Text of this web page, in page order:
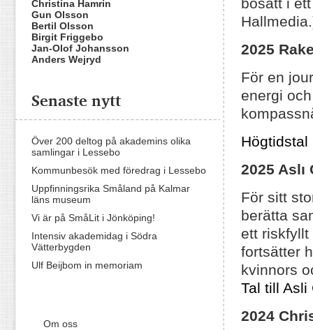
2025
För en
energi
Högtidstal
2025 Aslı
För sitt
berätta
ett
fortsätter
kvinnors
Tal till Asli
2024
Christina Hamrin
Gun Olsson
Bertil Olsson
Birgit Friggebo
Jan-Olof Johansson
Anders Wejryd
Senaste nytt
Över 200 deltog på akademins olika
samlingar i Lessebo
Kommunbesök med föredrag i Lessebo
Uppfinningsrika Småland på Kalmar
läns museum
Vi är på SmåLit i Jönköping!
Intensiv akademidag i Södra
Vätterbygden
Ulf Beijbom in memoriam
Om oss